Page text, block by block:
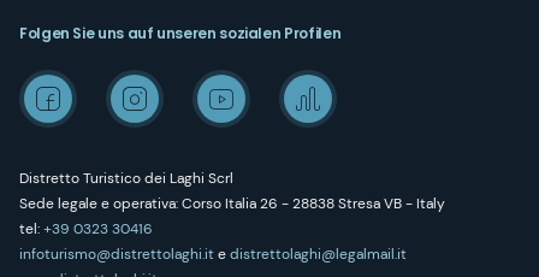
Distretto Turistico dei Laghi Scrl
Sede legale e operativa: Corso Italia 26 - 28838 Stresa VB - Italy
tel:+39 0323 30416
infoturismo@distrettolaghi.itedistrettolaghi@legalmail.it
Folgen Sie uns auf unseren sozialen Profilen